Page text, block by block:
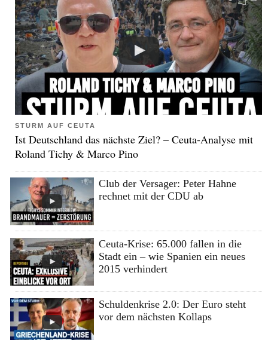
STURM AUF CEUTA
Ist Deutschland das nächste Ziel? – Ceuta-Analyse mit
Roland Tichy & Marco Pino
Club der Versager: Peter Hahne
rechnet mit der CDU ab
Ceuta-Krise: 65.000 fallen in die
Stadt ein – wie Spanien ein neues
2015 verhindert
Schuldenkrise 2.0: Der Euro steht
vor dem nächsten Kollaps